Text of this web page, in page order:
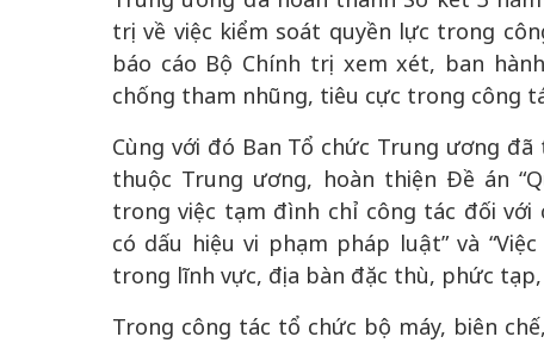
trị về việc kiểm soát quyền lực trong
báo cáo Bộ Chính trị xem xét, ban
chống tham nhũng, tiêu cực trong công
Cùng với đó Ban Tổ chức Trung ương
thuộc Trung ương, hoàn thiện Đề án
trong việc tạm đình chỉ công tác đối
có dấu hiệu vi phạm pháp luật” và
trong lĩnh vực, địa bàn đặc thù, phức tạp,
Trong công tác tổ chức bộ máy, biên